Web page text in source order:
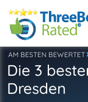
AM BESTEN BEWERTET
Die 3
Dresden